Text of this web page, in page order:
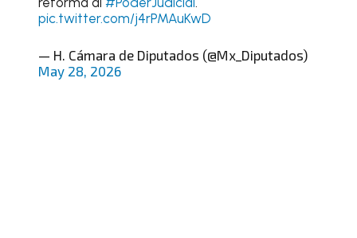
pic.twitter.com/j4rPMAuKwD
— H. Cámara de Diputados (@Mx_Diputados)
May 28, 2026